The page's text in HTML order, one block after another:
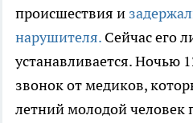
происшествия и
нарушителя. Сейчас его
устанавливается. Ночью
звонок от медиков,
летний молодой человек